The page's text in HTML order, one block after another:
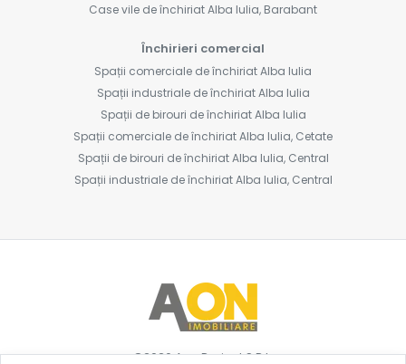
Case vile de închiriat Alba Iulia, Barabant
Închirieri comercial
Spații comerciale de închiriat Alba Iulia
Spații industriale de închiriat Alba Iulia
Spații de birouri de închiriat Alba Iulia
Spații comerciale de închiriat Alba Iulia, Cetate
Spații de birouri de închiriat Alba Iulia, Central
Spații industriale de închiriat Alba Iulia, Central
©2026Aon Project S.R.L.